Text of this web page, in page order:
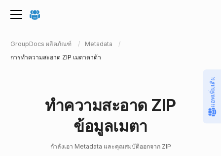
GroupDocs ผลิตภัณฑ์
Metadata
การทําความสะอาด ZIP เมตาดาต้า
ทําความสะอาด ZIP
ข้อมูลเมตา
กําลังเอา Metadata และคุณสมบัติออกจาก ZIP
แอพเพิ่มเติม